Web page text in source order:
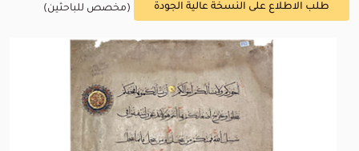
(مخصص للباحثين) طلب الاطلاع على النسخة عالية الجودة